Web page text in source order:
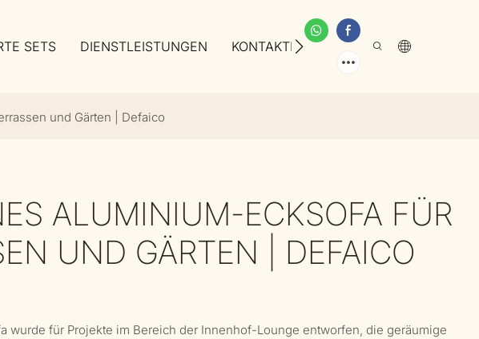
SETS DIENSTLEISTUNGEN KONTAKTIEREN SIE UNS ÜBER UNS
und Gärten | Defaico
ALUMINIUM-ECKSOFA FÜR
UND GÄRTEN | DEFAICO
wurde für Projekte im Bereich der Innenhof-Lounge entworfen, die geräumige